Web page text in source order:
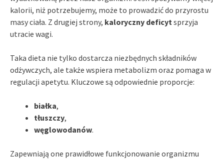
kalorii, niż potrzebujemy, może to prowadzić do przyrostu
masy ciała. Z drugiej strony, kaloryczny deficyt sprzyja
utracie wagi.
Taka dieta nie tylko dostarcza niezbędnych składników
odżywczych, ale także wspiera metabolizm oraz pomaga w
regulacji apetytu. Kluczowe są odpowiednie proporcje:
białka,
tłuszczy,
węglowodanów.
Zapewniają one prawidłowe funkcjonowanie organizmu